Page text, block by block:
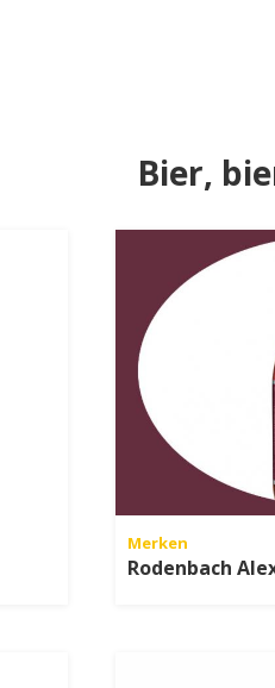
Bier,
Merken
Rodenbach